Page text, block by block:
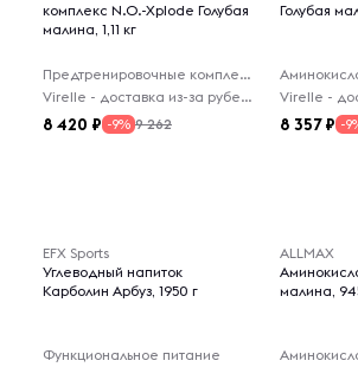
комплекс N.O.-Xplode Голубая
малина, 1,11 кг
Предтренировочные комплексы
Virelle - доставка из-за рубежа
8 420 -9% 9 262
Голубая
8 357 -
EFX Sports
Углеводный напиток
Карболин Арбуз, 1950 г
Функциональное питание
ALLMAX
малина,